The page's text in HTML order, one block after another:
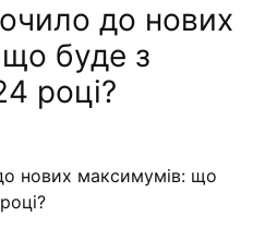
до нових
буде з
році?